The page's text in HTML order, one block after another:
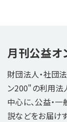
月刊公益オ
財団法人・社団
ン200"の利用法
中心に、公益・
説などをお届け